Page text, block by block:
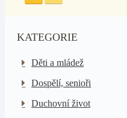
KATEGORIE
Děti a mládež
Dospělí, senioři
Duchovní život